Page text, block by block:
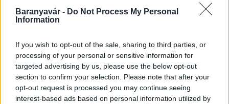
Baranyavár - Do Not Process My Personal
Information
If you wish to opt-out of the sale, sharing to third parties, or
processing of your personal or sensitive information for
targeted advertising by us, please use the below opt-out
section to confirm your selection. Please note that after your
opt-out request is processed you may continue seeing
interest-based ads based on personal information utilized by
Országos hírek
Itt az ÉVOSZ megoldása a hőhullámok és
az energiakrízis kezelésére